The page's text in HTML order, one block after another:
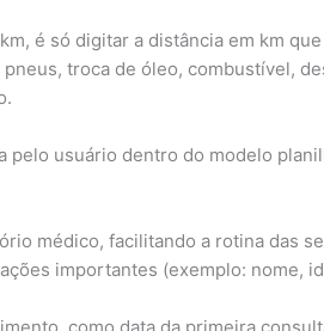
é só digitar a distância em km
troca de óleo, combustível,
usuário dentro do modelo
médico, facilitando a rotina das
importantes (exemplo: nome,